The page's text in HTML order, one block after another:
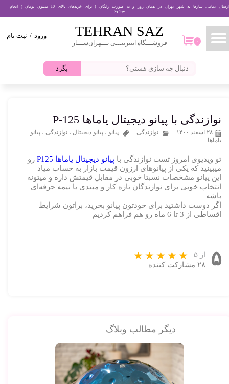
ورود / ثبت نام
تغییر گذر واژه
ارسال تمامی سازها به شهر تهران در همان روز و به صورت رایگان ( برای خریدهای بالای 10 میلیون تومان ) انجام
میشود
بگرد
TEHRAN​​​​​​​ SAZ
فروشـــگاه اینترنتـــی تـــهران‌ســـاز ۰
نوازندگی با پیانو دیجیتال یاماها P-125
۲۸ اسفند ۱۴۰۰ نوازندگی پیانو ، پیانو دیجیتال ، نوازندگی ، پیانو
یاماها
تو ویدیوی امروز تست نوازندگی با پیانو دیجیتال یاماها P125
رو
میبینید که یکی از پیانوهای ارزون قیمت بازار به حساب میاد
این پیانو مشخصات نسبتا خوبی در مقابل قیمتش داره و میتونه
انتخاب خوبی برای نوازندگان تازه کار و مبتدی یا نیمه حرفه‌ای
باشه
اگر دوست داشتید برای خودتون پیانو بخرید، براتون شرایط
اقساطی از 3 تا 6 ماه رو هم فراهم کردیم
۵ از ۵
۲۸ مشارکت کننده
دیگر مطالب وبلاگ